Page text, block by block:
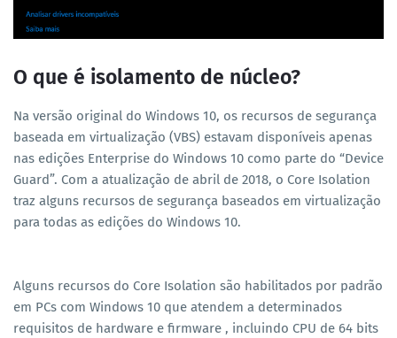
O que é isolamento de núcleo?
Na versão original do Windows 10, os recursos de segurança
baseada em virtualização (VBS) estavam disponíveis apenas
nas edições Enterprise do Windows 10 como parte do “Device
Guard”. Com a atualização de abril de 2018, o Core Isolation
traz alguns recursos de segurança baseados em virtualização
para todas as edições do Windows 10.
Alguns recursos do Core Isolation são habilitados por padrão
em PCs com Windows 10 que atendem a determinados
requisitos de hardware e firmware , incluindo CPU de 64 bits